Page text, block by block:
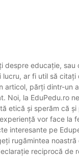
despre educație, sau
lucru, ar fi util să citați
articol, părți dintr-un
Noi, la EduPedu.ro
etică și sperăm că și
vor face la
interesante pe
rugămintea noastră
reciprocă de